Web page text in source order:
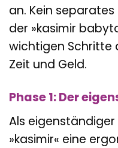
an. Kein
der »kasimir
wichtigen Schritte
Zeit und Geld.
Phase 1: Der
Als
»kasimir« eine